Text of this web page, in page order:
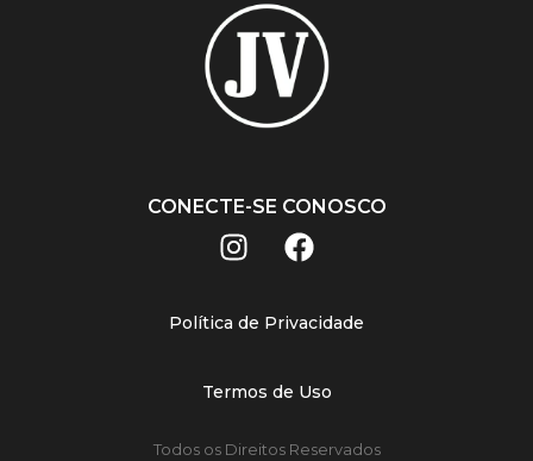
CONECTE-SE CONOSCO
Política de Privacidade
Termos de Uso
Todos os Direitos Reservados